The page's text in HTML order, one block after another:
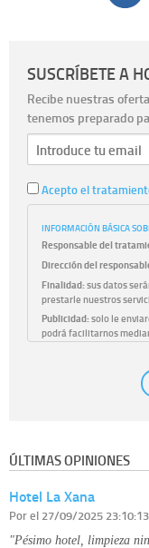
SUSCRÍBETE A
Recibe nuestras
tenemos preparado
Acepto el
INFORMACIÓN BÁSICA
Responsable del
Dirección del
Finalidad:sus datos
prestarle nuestros
Publicidad:solo le
podrá facilitarnos
previo, que podrá
Derechos:tiene derecho
disponible en nuestra
Información
ÚLTIMAS OPINIONES
Hotel La Xana
Porel 27/09/2025 23:10:13
"Pésimo hotel, limpieza